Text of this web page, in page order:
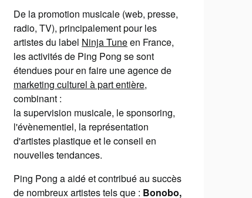
De la promotion musicale (web, presse,
radio, TV), principalement pour les
artistes du label Ninja Tuneen France,
les activités de Ping Pong se sont
étendues pour en faire une agence de
marketing culturel à part entière,
combinant :
la supervision musicale, le sponsoring,
l'évènementiel, la représentation
d'artistes plastique et le conseil en
nouvelles tendances.
Ping Pong a aidé et contribué au succès
de nombreux artistes tels que : Bonobo,